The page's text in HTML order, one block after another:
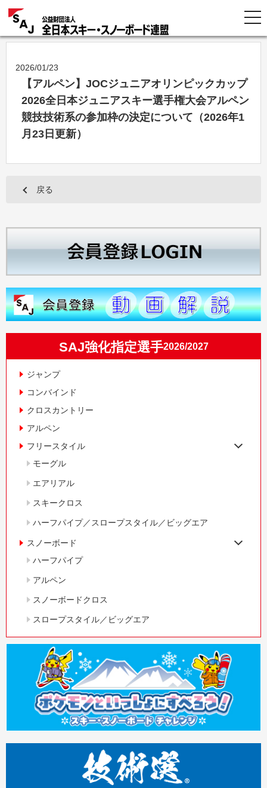
2026/01/23
【アルペン】JOCジュニアオリンピックカップ
2026全日本ジュニアスキー選手権大会アルペン
競技技術系の参加枠の決定について（2026年1
月23日更新）
戻る
SAJ強化指定選手2026/2027
ジャンプ
コンバインド
クロスカントリー
アルペン
フリースタイル
モーグル
エアリアル
スキークロス
ハーフパイプ／スロープスタイル／ビッグエア
スノーボード
ハーフパイプ
アルペン
スノーボードクロス
スロープスタイル／ビッグエア